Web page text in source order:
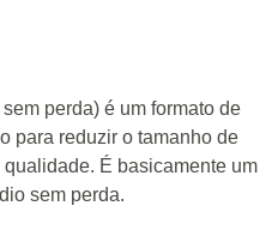
perda) é um formato de
para reduzir o tamanho de
É basicamente um
sem perda.